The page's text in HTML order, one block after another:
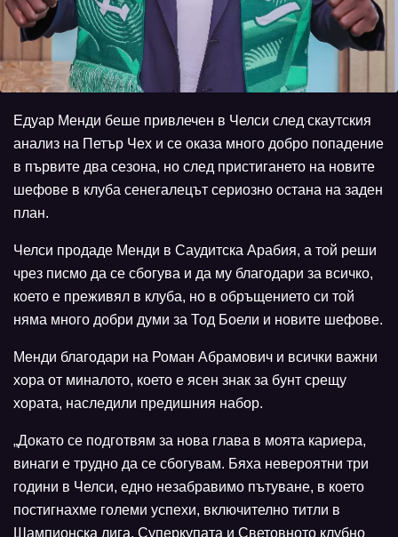
Едуар Менди беше привлечен в Челси след скаутския
анализ на Петър Чех и се оказа много добро попадение
в първите два сезона, но след пристигането на новите
шефове в клуба сенегалецът сериозно остана на заден
план.
Челси продаде Менди в Саудитска Арабия, а той реши
чрез писмо да се сбогува и да му благодари за всичко,
което е преживял в клуба, но в обръщението си той
няма много добри думи за Тод Боели и новите шефове.
Менди благодари на Роман Абрамович и всички важни
хора от миналото, което е ясен знак за бунт срещу
хората, наследили предишния набор.
„Докато се подготвям за нова глава в моята кариера,
винаги е трудно да се сбогувам. Бяха невероятни три
години в Челси, едно незабравимо пътуване, в което
постигнахме големи успехи, включително титли в
Шампионска лига, Суперкупата и Световното клубно